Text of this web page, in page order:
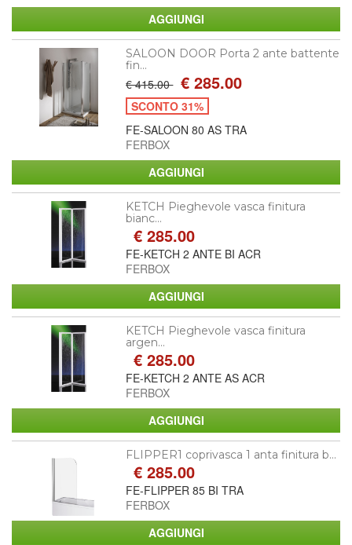
SALOON DOOR Porta 2 ante battente
fin...
€ 415.00 € 285.00
SCONTO 31%
FE-SALOON 80 AS TRA
FERBOX
KETCH Pieghevole vasca finitura
bianc...
€ 285.00
FE-KETCH 2 ANTE BI ACR
FERBOX
KETCH Pieghevole vasca finitura
argen...
€ 285.00
FE-KETCH 2 ANTE AS ACR
FERBOX
FLIPPER1 coprivasca 1 anta finitura b...
€ 285.00
FE-FLIPPER 85 BI TRA
FERBOX